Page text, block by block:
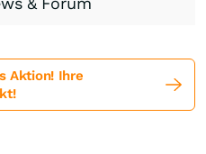
Aktion! Ihre